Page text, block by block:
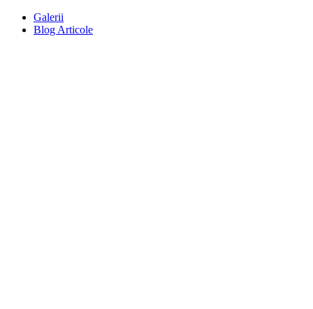
Galerii
Blog Articole